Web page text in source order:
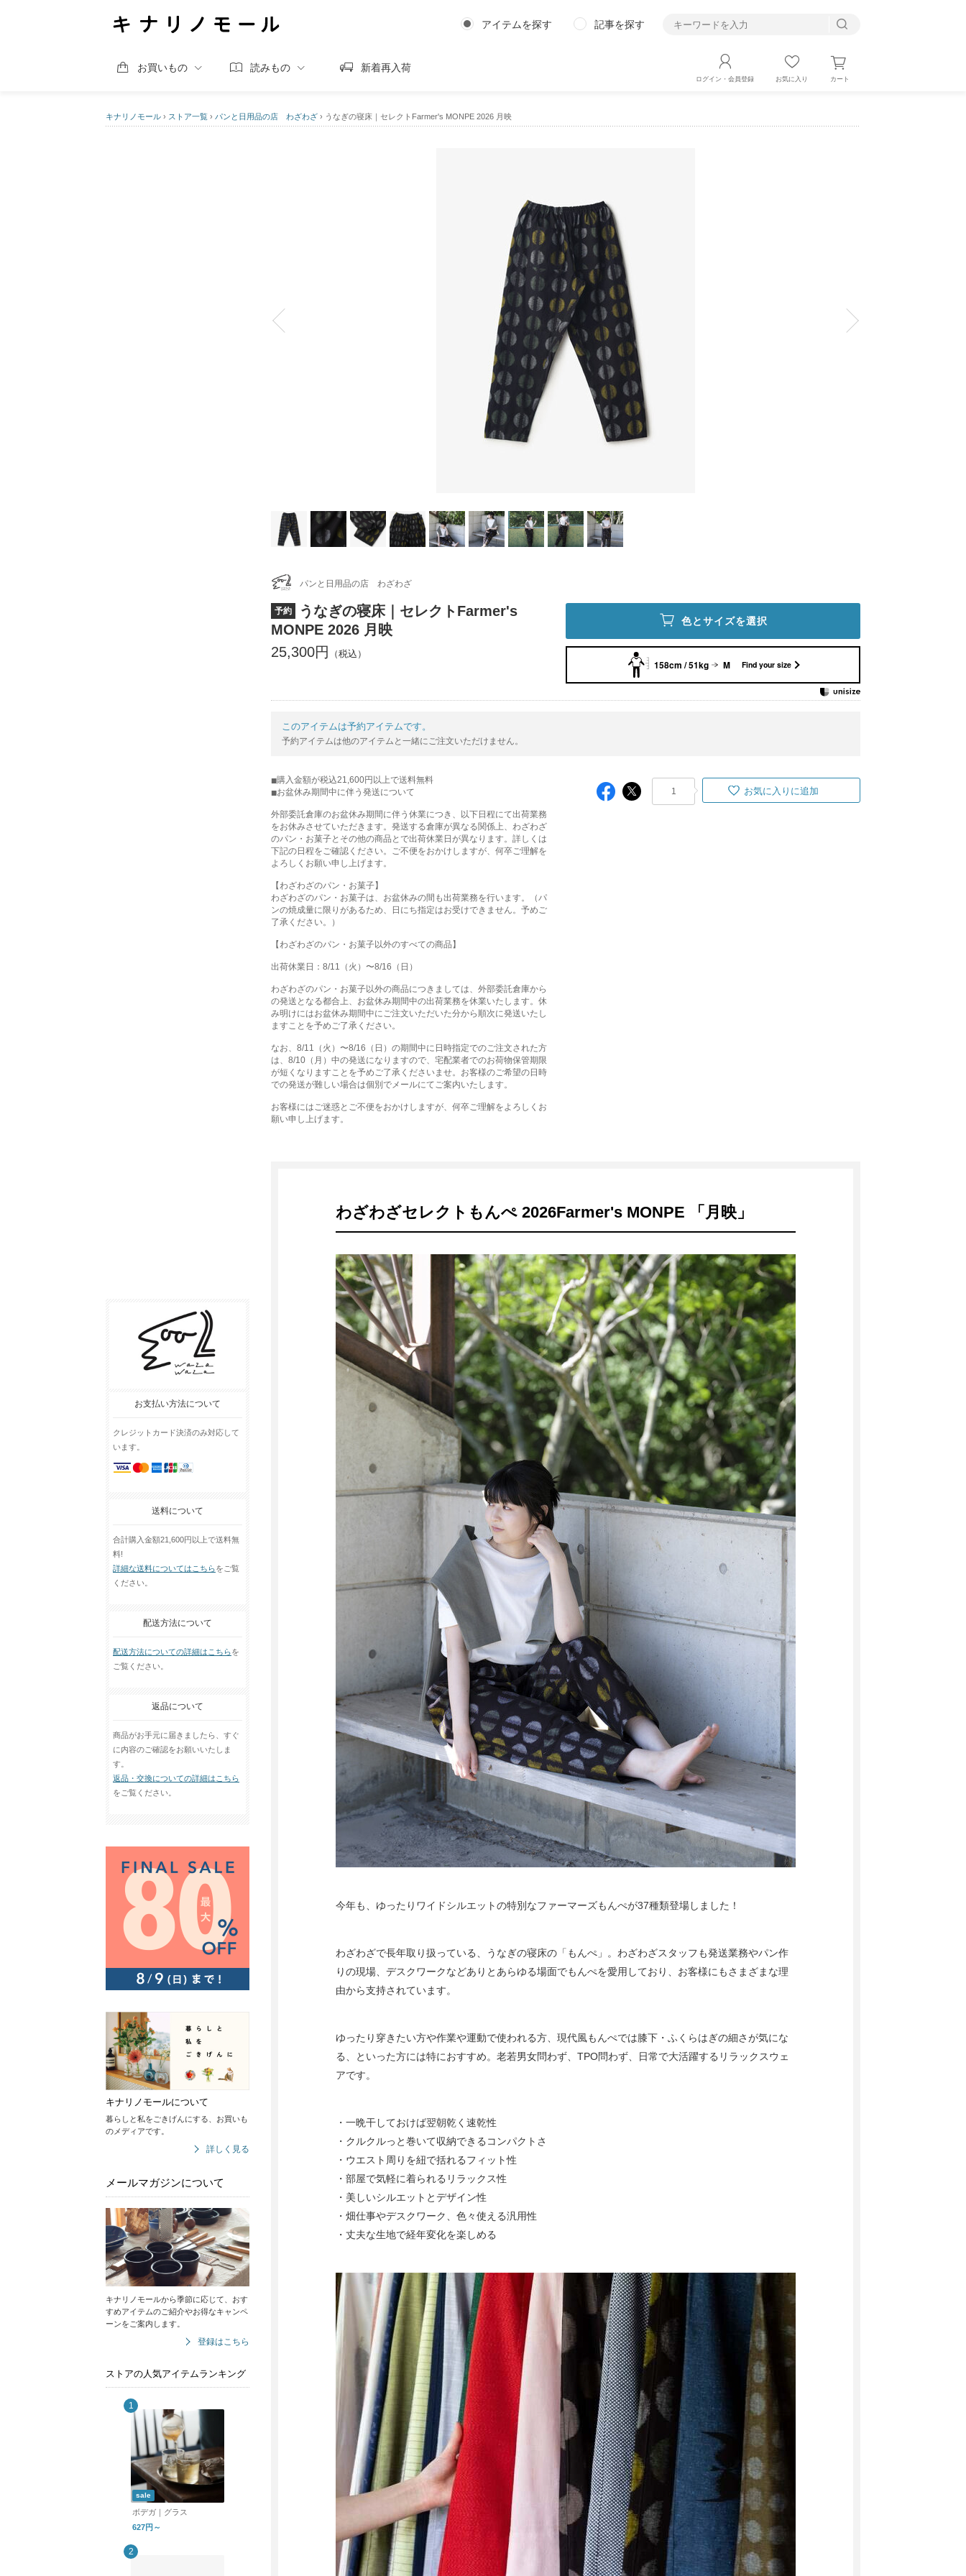
アイテムを探す 記事を探す
お買いもの 読みもの 新着再入荷
ログイン・会員登録 お気に入り カート
キナリノモール › ストア一覧 › パンと日用品の店 わざわざ › うなぎの寝床｜セレクトFarmer's MONPE 2026 月映
お支払い方法について
クレジットカード決済のみ対応して
います。
送料について
合計購入金額21,600円以上で送料無
料!
詳細な送料についてはこちらをご覧
ください。
配送方法について
配送方法についての詳細はこちらを
ご覧ください。
返品について
商品がお手元に届きましたら、すぐ
に内容のご確認をお願いいたしま
す。
返品・交換についての詳細はこちら
をご覧ください。
キナリノモールについて
暮らしと私をごきげんにする、お買いも
のメディアです。
詳しく見る
メールマガジンについて
キナリノモールから季節に応じて、おす
すめアイテムのご紹介やお得なキャンペ
ーンをご案内します。
登録はこちら
ストアの人気アイテムランキング
sale
ボデガ｜グラス
627円～
パンと日用品の店 わざわざ
予約
うなぎの寝床｜セレクトFarmer's
MONPE 2026 月映
25,300円
色とサイズを選択
158cm / 51kg M Find your size
このアイテムは予約アイテムです。
予約アイテムは他のアイテムと一緒にご注文いただけません。
購入金額が税込21,600円以上で送料無料
お盆休み期間中に伴う発送について
外部委託倉庫のお盆休み期間に伴う休業につき、以下日程にて出荷業務
をお休みさせていただきます。発送する倉庫が異なる関係上、わざわざ
のパン・お菓子とその他の商品とで出荷休業日が異なります。詳しくは
下記の日程をご確認ください。ご不便をおかけしますが、何卒ご理解を
よろしくお願い申し上げます。
【わざわざのパン・お菓子】
わざわざのパン・お菓子は、お盆休みの間も出荷業務を行います。（パ
ンの焼成量に限りがあるため、日にち指定はお受けできません。予めご
了承ください。）
【わざわざのパン・お菓子以外のすべての商品】
出荷休業日：8/11（火）〜8/16（日）
わざわざのパン・お菓子以外の商品につきましては、外部委託倉庫から
の発送となる都合上、お盆休み期間中の出荷業務を休業いたします。休
み明けにはお盆休み期間中にご注文いただいた分から順次に発送いたし
ますことを予めご了承ください。
なお、8/11（火）〜8/16（日）の期間中に日時指定でのご注文された方
は、8/10（月）中の発送になりますので、宅配業者でのお荷物保管期限
が短くなりますことを予めご了承くださいませ。お客様のご希望の日時
での発送が難しい場合は個別でメールにてご案内いたします。
お客様にはご迷惑とご不便をおかけしますが、何卒ご理解をよろしくお
願い申し上げます。
1 お気に入りに追加
わざわざセレクトもんぺ 2026Farmer's MONPE 「月映」
今年も、ゆったりワイドシルエットの特別なファーマーズもんぺが37種類登場しました！
わざわざで長年取り扱っている、うなぎの寝床の「もんぺ」。わざわざスタッフも発送業務やパン作
りの現場、デスクワークなどありとあらゆる場面でもんぺを愛用しており、お客様にもさまざまな理
由から支持されています。
ゆったり穿きたい方や作業や運動で使われる方、現代風もんぺでは膝下・ふくらはぎの細さが気にな
る、といった方には特におすすめ。老若男女問わず、TPO問わず、日常で大活躍するリラックスウェ
アです。
・一晩干しておけば翌朝乾く速乾性
・クルクルっと巻いて収納できるコンパクトさ
・ウエスト周りを紐で括れるフィット性
・部屋で気軽に着られるリラックス性
・美しいシルエットとデザイン性
・畑仕事やデスクワーク、色々使える汎用性
・丈夫な生地で経年変化を楽しめる